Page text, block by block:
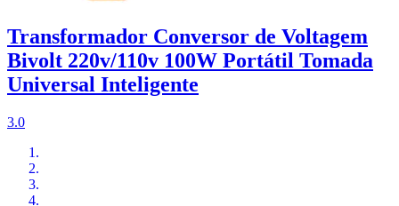
Transformador Conversor de Voltagem
Bivolt 220v/110v 100W Portátil Tomada
Universal Inteligente
3.0